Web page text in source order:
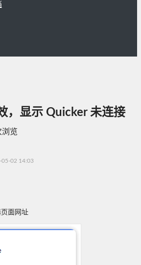
，显示 Quicker 未连接
浏览
05-02 14:03
面网址